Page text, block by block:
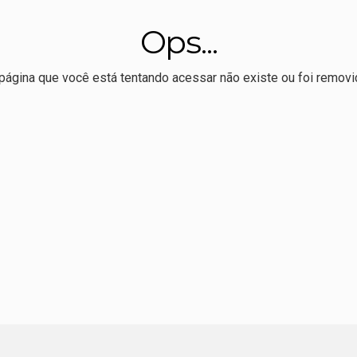
custa mais do que a vida pode esperar
livro sobre Totó Paes defende preservação da Usina
Ops...
que você está tentando acessar não existe ou foi